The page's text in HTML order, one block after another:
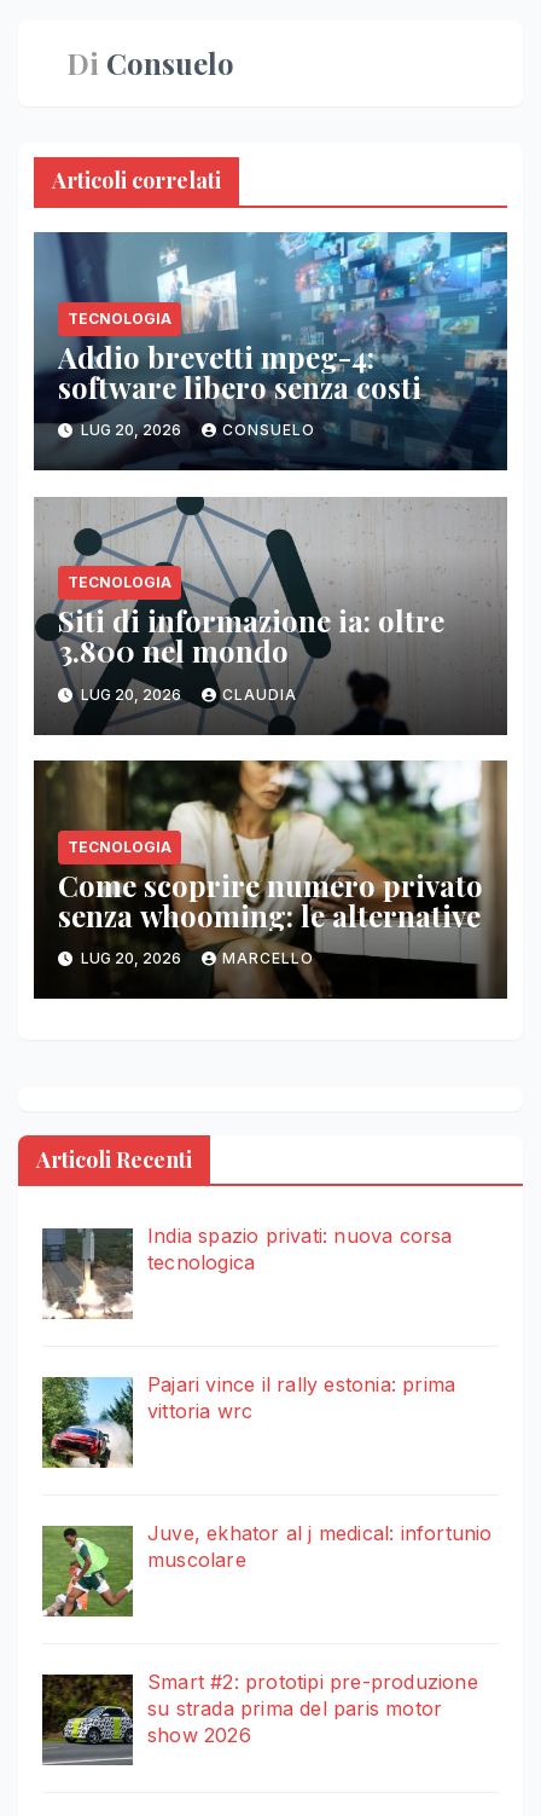
Di Consuelo
Articoli correlati
TECNOLOGIA
Addio brevetti mpeg-4:
software libero senza costi
LUG 20, 2026 CONSUELO
TECNOLOGIA
Siti di informazione ia: oltre
3.800 nel mondo
LUG 20, 2026 CLAUDIA
TECNOLOGIA
Come scoprire numero privato
senza whooming: le alternative
LUG 20, 2026 MARCELLO
Articoli Recenti
India spazio privati: nuova corsa
tecnologica
Pajari vince il rally estonia: prima
vittoria wrc
Juve, ekhator al j medical: infortunio
muscolare
Smart #2: prototipi pre-produzione
su strada prima del paris motor
show 2026